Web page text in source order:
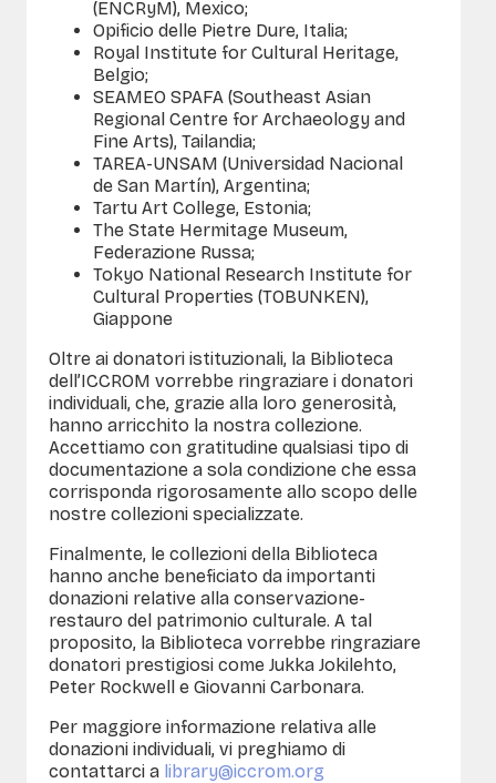
(ENCRyM), Mexico;
Opificio delle Pietre Dure, Italia;
Royal Institute for Cultural Heritage,
Belgio;
SEAMEO SPAFA (Southeast Asian
Regional Centre for Archaeology and
Fine Arts), Tailandia;
TAREA-UNSAM (Universidad Nacional
de San Martín), Argentina;
Tartu Art College, Estonia;
The State Hermitage Museum,
Federazione Russa;
Tokyo National Research Institute for
Cultural Properties (TOBUNKEN),
Giappone
Oltre ai donatori istituzionali, la Biblioteca
dell’ICCROM vorrebbe ringraziare i donatori
individuali, che, grazie alla loro generosità,
hanno arricchito la nostra collezione.
Accettiamo con gratitudine qualsiasi tipo di
documentazione a sola condizione che essa
corrisponda rigorosamente allo scopo delle
nostre collezioni specializzate.
Finalmente, le collezioni della Biblioteca
hanno anche beneficiato da importanti
donazioni relative alla conservazione-
restauro del patrimonio culturale. A tal
proposito, la Biblioteca vorrebbe ringraziare
donatori prestigiosi come Jukka Jokilehto,
Peter Rockwell e Giovanni Carbonara.
Per maggiore informazione relativa alle
donazioni individuali, vi preghiamo di
contattarci a library@iccrom.org